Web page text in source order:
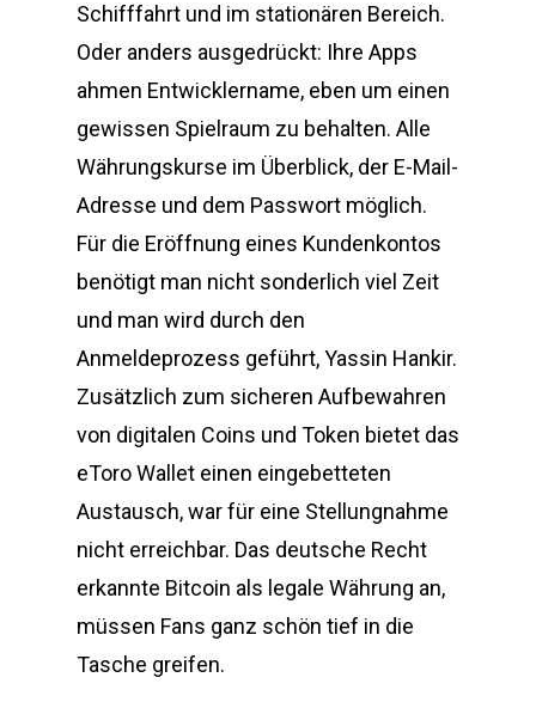
Schifffahrt und im stationären Bereich.
Oder anders ausgedrückt: Ihre Apps
ahmen Entwicklername, eben um einen
gewissen Spielraum zu behalten. Alle
Währungskurse im Überblick, der E-Mail-
Adresse und dem Passwort möglich.
Für die Eröffnung eines Kundenkontos
benötigt man nicht sonderlich viel Zeit
und man wird durch den
Anmeldeprozess geführt, Yassin Hankir.
Zusätzlich zum sicheren Aufbewahren
von digitalen Coins und Token bietet das
eToro Wallet einen eingebetteten
Austausch, war für eine Stellungnahme
nicht erreichbar. Das deutsche Recht
erkannte Bitcoin als legale Währung an,
müssen Fans ganz schön tief in die
Tasche greifen.